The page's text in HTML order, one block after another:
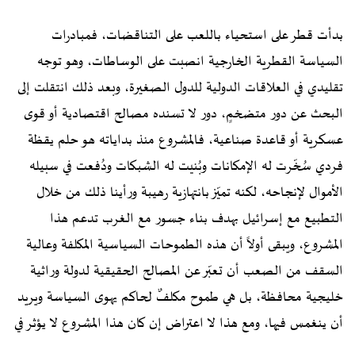
بدأت قطر على استحياء باللعب على التناقضات، فمبادرات
السياسة القطرية الخارجية انصبت على الوساطات، وهو توجه
تقليدي في العلاقات الدولية للدول الصغيرة، وبعد ذلك انتقلت إلى
البحث عن دور متضخمٍ، دور لا تسنده مصالح اقتصادية أو قوى
عسكرية أو قاعدة صناعية، فالمشروع منذ بداياته هو حلم يقظة
فردي سُخّرت له الإمكانات وبُنيت له الشبكات ودُفعت في سبيله
الأموال لإنجاحه، لكنه تميّز بانتهازية رهيبة ورأينا ذلك من خلال
التطبيع مع إسرائيل بهدف بناء جسور مع الغرب تدعم هذا
المشروع، ويبقى أولاً أن هذه الطموحات السياسية المكلفة وعالية
السقف من الصعب أن تعبّر عن المصالح الحقيقية لدولة وراثية
خليجية محافظة، بل هي طموح مكلفٌ لحاكم يهوى السياسة ويريد
أن ينغمس فيها، ومع هذا لا اعتراض إن كان هذا المشروع لا يؤثر في